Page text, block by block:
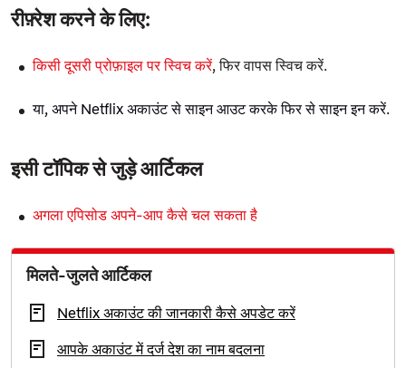
रीफ़्रेश करने के लिए:
किसी दूसरी प्रोफ़ाइल पर स्विच करें, फिर वापस स्विच करें.
या, अपने Netflix अकाउंट से साइन आउट करके फिर से साइन इन करें.
इसी टॉपिक से जुड़े आर्टिकल
अगला एपिसोड अपने-आप कैसे चल सकता है
मिलते-जुलते आर्टिकल
Netflix अकाउंट की जानकारी कैसे अपडेट करें
आपके अकाउंट में दर्ज देश का नाम बदलना